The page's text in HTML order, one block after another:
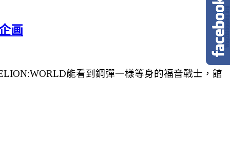
画
能看到 鋼彈一樣等身的福音戰士，館